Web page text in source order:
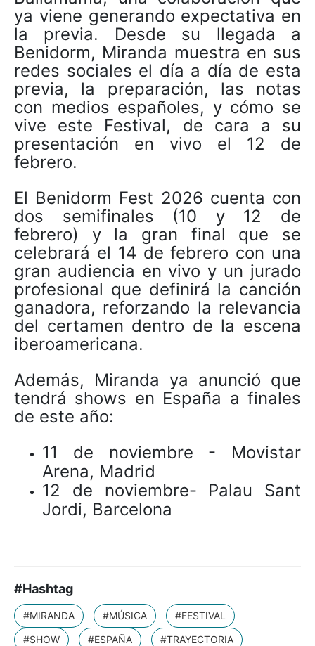
ya viene generando expectativa en
la previa. Desde su llegada a
Benidorm, Miranda muestra en sus
redes sociales el día a día de esta
previa, la preparación, las notas
con medios españoles, y cómo se
vive este Festival, de cara a su
presentación en vivo el 12 de
febrero.
El Benidorm Fest 2026 cuenta con
dos semifinales (10 y 12 de
febrero) y la gran final que se
celebrará el 14 de febrero con una
gran audiencia en vivo y un jurado
profesional que definirá la canción
ganadora, reforzando la relevancia
del certamen dentro de la escena
iberoamericana.
Además, Miranda ya anunció que
tendrá shows en España a finales
de este año:
11 de noviembre - Movistar
Arena, Madrid
12 de noviembre- Palau Sant
Jordi, Barcelona
#Hashtag
#MIRANDA #MÚSICA
#FESTIVAL
#SHOW
#ESPAÑA
#TRAYECTORIA